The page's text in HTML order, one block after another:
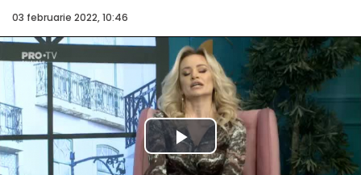
03 februarie 2022, 10:46